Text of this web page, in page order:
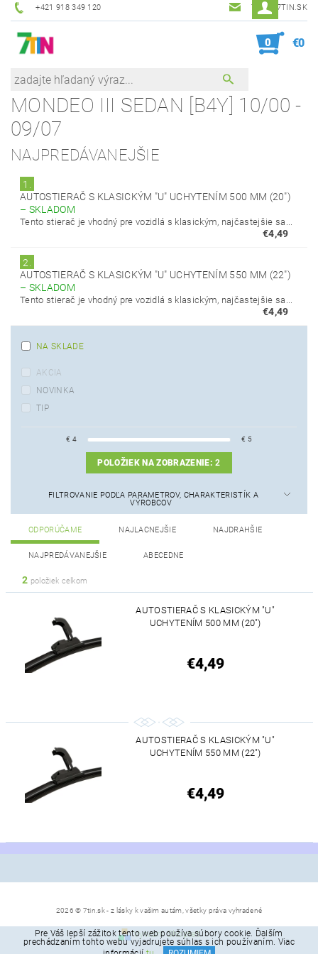
+421 918 349 120 7TIN@7TIN.SK
0 €0
MONDEO III SEDAN [B4Y] 10/00 -
09/07
NAJPREDÁVANEJŠIE
1.
AUTOSTIERAČ S KLASICKÝM "U" UCHYTENÍM 500 MM (20")
– SKLADOM
Tento stierač je vhodný pre vozidlá s klasickým, najčastejšie sa...
€4,49
2.
AUTOSTIERAČ S KLASICKÝM "U" UCHYTENÍM 550 MM (22")
– SKLADOM
Tento stierač je vhodný pre vozidlá s klasickým, najčastejšie sa...
€4,49
NA SKLADE
AKCIA
NOVINKA
TIP
€ 4 € 5
POLOŽIEK NA ZOBRAZENIE:2
FILTROVANIE PODĽA PARAMETROV, CHARAKTERISTÍK A
VÝROBCOV
ODPORÚČAME NAJLACNEJŠIE NAJDRAHŠIE
NAJPREDÁVANEJŠIE ABECEDNE
2 položiek celkom
AUTOSTIERAČ S KLASICKÝM "U"
UCHYTENÍM 500 MM (20")
€4,49
AUTOSTIERAČ S KLASICKÝM "U"
UCHYTENÍM 550 MM (22")
€4,49
2026 © 7tin.sk - z lásky k vašim autám, všetky práva vyhradené
Vytvoril Shoptet
Pre Váš lepší zážitok tento web používa súbory cookie. Ďalším
prechádzaním tohto webu vyjadrujete súhlas s ich používaním. Viac